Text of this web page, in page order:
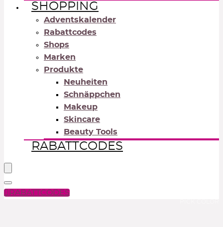
SHOPPING
Adventskalender
Rabattcodes
Shops
Marken
Produkte
Neuheiten
Schnäppchen
Makeup
Skincare
Beauty Tools
RABATTCODES
RABATTCODES